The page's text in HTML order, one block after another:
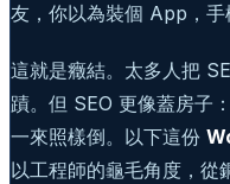
友，你以為裝個 App，手
這就是癥結。太多人把
蹟。但 SEO 更像蓋房子
一來照樣倒。以下這份
以工程師的龜毛角度，從